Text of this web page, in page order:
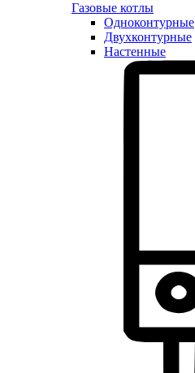
Газовые котлы
Одноконтурные
Двухконтурные
Настенные